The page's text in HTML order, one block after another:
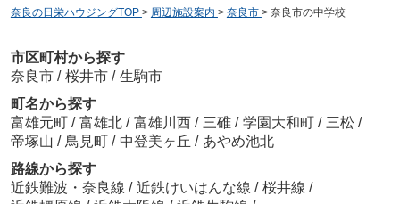
奈良の日栄ハウジングTOP > 周辺施設案内 > 奈良市 > 奈良市の中学校
市区町村から探す
奈良市 / 桜井市 / 生駒市
町名から探す
富雄元町 / 富雄北 / 富雄川西 / 三碓 / 学園大和町 / 三松 /
帝塚山 / 鳥見町 / 中登美ヶ丘 / あやめ池北
路線から探す
近鉄難波・奈良線 / 近鉄けいはんな線 / 桜井線 /